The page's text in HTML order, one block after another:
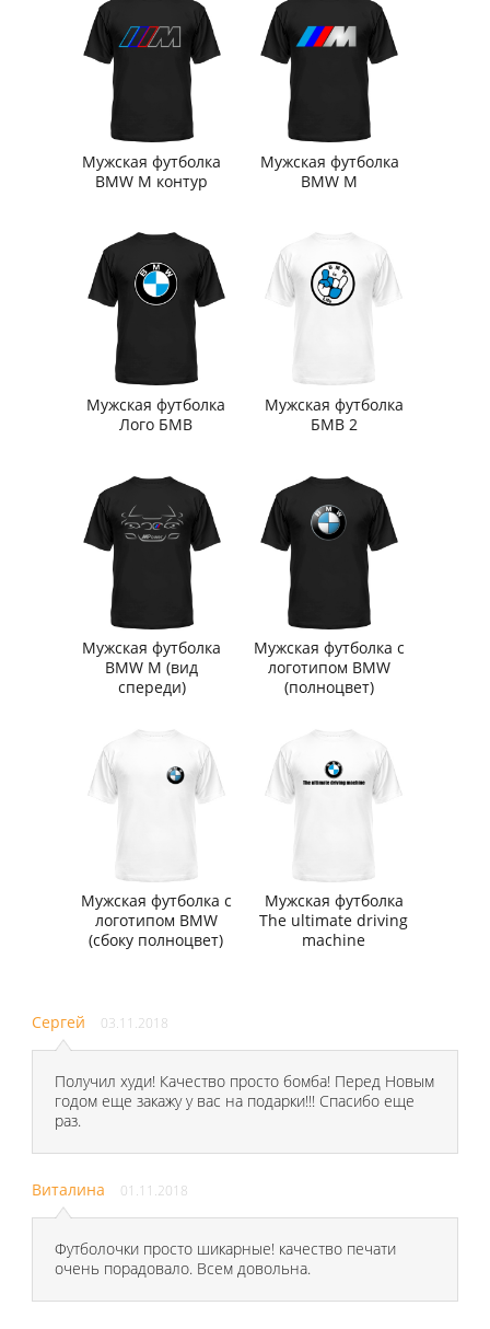
Мужская футболка
BMW M контур
Мужская футболка
BMW M
Мужская футболка
Лого БМВ
Мужская футболка
БМВ 2
Мужская футболка
BMW M (вид
спереди)
Мужская футболка с
логотипом BMW
(полноцвет)
Мужская футболка с
логотипом BMW
(сбоку полноцвет)
Мужская футболка
The ultimate driving
machine
Сергей 03.11.2018
Получил худи! Качество просто бомба! Перед Новым
годом еще закажу у вас на подарки!!! Спасибо еще
раз.
Виталина 01.11.2018
Футболочки просто шикарные! качество печати
очень порадовало. Всем довольна.